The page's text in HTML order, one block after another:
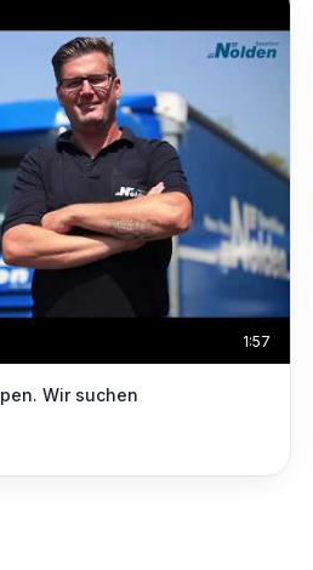
1:57
Wir suchen